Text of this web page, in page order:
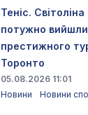
Теніс.
потужно
престижного
Торонто
05.08.2026 11:01
Новини
Новини